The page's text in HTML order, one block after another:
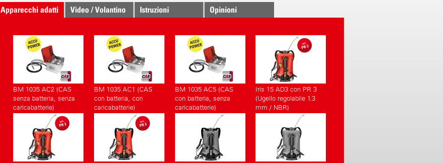
Apparecchi adatti Video / Volantino Istruzioni Opinioni
BM 1035 AC2 (CAS
senza batteria, senza
caricabatterie)
BM 1035 AC1 (CAS
con batteria, con
caricabatterie)
BM 1035 AC5 (CAS
con batteria, senza
caricabatterie)
Iris 15 AD3 con PR 3
(Ugello regolabile 1.3
mm / NBR)